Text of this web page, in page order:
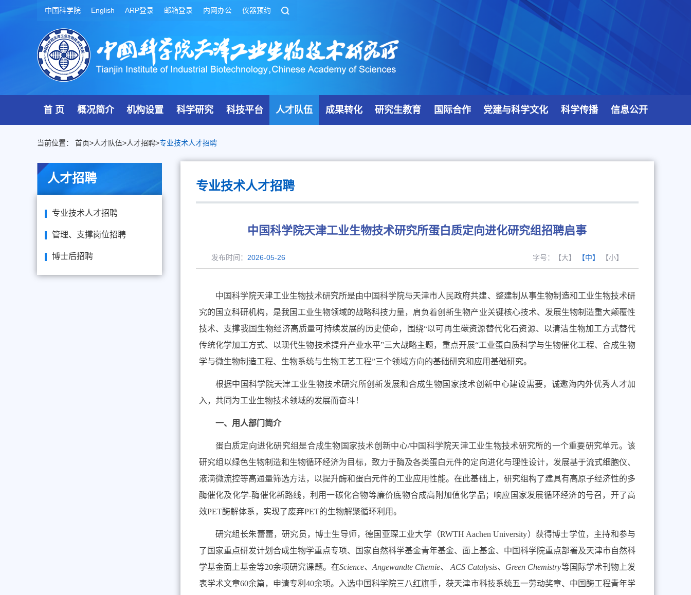
中国科学院 English ARP登录 邮箱登录 内网办公 仪器预约
首 页 概况简介 机构设置 科学研究 科技平台 人才队伍 成果转化 研究生教育 国际合作 党建与科学文化 科学传播 信息公开
当前位置： 首页>人才队伍>人才招聘>专业技术人才招聘
人才招聘
专业技术人才招聘
管理、支撑岗位招聘
博士后招聘
专业技术人才招聘
中国科学院天津工业生物技术研究所蛋白质定向进化研究组招聘启事
发布时间： 2026-05-26 字号： 【大】 【中】 【小】
中国科学院天津工业生物技术研究所是由中国科学院与天津市人民政府共建、整建制从事生物制造和工业生物技术研
究的国立科研机构，是我国工业生物领域的战略科技力量，肩负着创新生物产业关键核心技术、发展生物制造重大颠覆性
技术、支撑我国生物经济高质量可持续发展的历史使命，围绕“以可再生碳资源替代化石资源、以清洁生物加工方式替代
传统化学加工方式、以现代生物技术提升产业水平”三大战略主题，重点开展“工业蛋白质科学与生物催化工程、合成生物
学与微生物制造工程、生物系统与生物工艺工程”三个领域方向的基础研究和应用基础研究。
根据中国科学院天津工业生物技术研究所创新发展和合成生物国家技术创新中心建设需要，诚邀海内外优秀人才加
入，共同为工业生物技术领域的发展而奋斗！
一、用人部门简介
蛋白质定向进化研究组是合成生物国家技术创新中心/中国科学院天津工业生物技术研究所的一个重要研究单元。该
研究组以绿色生物制造和生物循环经济为目标，致力于酶及各类蛋白元件的定向进化与理性设计，发展基于流式细胞仪、
液滴微流控等高通量筛选方法，以提升酶和蛋白元件的工业应用性能。在此基础上，研究组构了建具有高原子经济性的多
酶催化及化学-酶催化新路线，利用一碳化合物等廉价底物合成高附加值化学品；响应国家发展循环经济的号召，开了高
效PET酶解体系，实现了废弃PET的生物解聚循环利用。
研究组长朱蕾蕾，研究员，博士生导师，德国亚琛工业大学（RWTH Aachen University）获得博士学位，主持和参与
了国家重点研发计划合成生物学重点专项、国家自然科学基金青年基金、面上基金、中 国科学 院重点部署及天津市自然科
学基金面上基金等20余项研究课题。在Science、 Angewandte Chemie、ACS Catalysis、 Green Chemistry等国际学术刊物上发
表学术文章60余篇，申请专利 40余项。入选中国科学院三八红旗手，获天津市科技系统五一劳动奖章、中国酶工程青年学